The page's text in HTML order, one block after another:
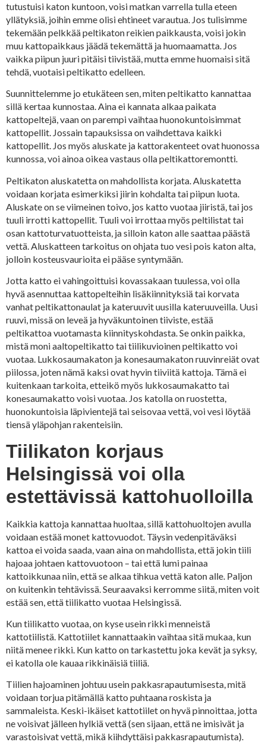
tutustuisi katon kuntoon, voisi matkan varrella tulla eteen
yllätyksiä, joihin emme olisi ehtineet varautua. Jos tulisimme
tekemään pelkkää peltikaton reikien paikkausta, voisi jokin
muu kattopaikkaus jäädä tekemättä ja huomaamatta. Jos
vaikka piipun juuri pitäisi tiivistää, mutta emme huomaisi sitä
tehdä, vuotaisi peltikatto edelleen.
Suunnittelemme jo etukäteen sen, miten peltikatto kannattaa
sillä kertaa kunnostaa. Aina ei kannata alkaa paikata
kattopeltejä, vaan on parempi vaihtaa huonokuntoisimmat
kattopellit. Jossain tapauksissa on vaihdettava kaikki
kattopellit. Jos myös aluskate ja kattorakenteet ovat huonossa
kunnossa, voi ainoa oikea vastaus olla peltikattoremontti.
Peltikaton aluskatetta on mahdollista korjata. Aluskatetta
voidaan korjata esimerkiksi jiirin kohdalta tai piipun luota.
Aluskate on se viimeinen toivo, jos katto vuotaa jiiristä, tai jos
tuuli irrotti kattopellit. Tuuli voi irrottaa myös peltilistat tai
osan kattoturvatuotteista, ja silloin katon alle saattaa päästä
vettä. Aluskatteen tarkoitus on ohjata tuo vesi pois katon alta,
jolloin kosteusvaurioita ei pääse syntymään.
Jotta katto ei vahingoittuisi kovassakaan tuulessa, voi olla
hyvä asennuttaa kattopelteihin lisäkiinnityksiä tai korvata
vanhat peltikattonaulat ja kateruuvit uusilla kateruuveilla. Uusi
ruuvi, missä on leveä ja hyväkuntoinen tiiviste, estää
peltikattoa vuotamasta kiinnityskohdasta. Se onkin paikka,
mistä moni aaltopeltikatto tai tiilikuvioinen peltikatto voi
vuotaa. Lukkosaumakaton ja konesaumakaton ruuvinreiät ovat
piilossa, joten nämä kaksi ovat hyvin tiiviitä kattoja. Tämä ei
kuitenkaan tarkoita, etteikö myös lukkosaumakatto tai
konesaumakatto voisi vuotaa. Jos katolla on ruostetta,
huonokuntoisia läpivientejä tai seisovaa vettä, voi vesi löytää
tiensä yläpohjan rakenteisiin.
Tiilikaton korjaus
Helsingissä voi olla
estettävissä kattohuolloilla
Kaikkia kattoja kannattaa huoltaa, sillä kattohuoltojen avulla
voidaan estää monet kattovuodot. Täysin vedenpitäväksi
kattoa ei voida saada, vaan aina on mahdollista, että jokin tiili
hajoaa johtaen kattovuotoon – tai että lumi painaa
kattoikkunaa niin, että se alkaa tihkua vettä katon alle. Paljon
on kuitenkin tehtävissä. Seuraavaksi kerromme siitä, miten voit
estää sen, että tiilikatto vuotaa Helsingissä.
Kun tiilikatto vuotaa, on kyse usein rikki menneistä
kattotiilistä. Kattotiilet kannattaakin vaihtaa sitä mukaa, kun
niitä menee rikki. Kun katto on tarkastettu joka kevät ja syksy,
ei katolla ole kauaa rikkinäisiä tiiliä.
Tiilien hajoaminen johtuu usein pakkasrapautumisesta, mitä
voidaan torjua pitämällä katto puhtaana roskista ja
sammaleista. Keski-ikäiset kattotiilet on hyvä pinnoittaa, jotta
ne voisivat jälleen hylkiä vettä (sen sijaan, että ne imisivät ja
varastoisivat vettä, mikä kiihdyttäisi pakkasrapautumista).